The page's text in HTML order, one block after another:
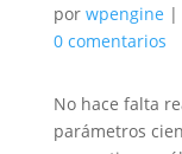
por wpengine |
0 comentarios
No hace falta
parámetros